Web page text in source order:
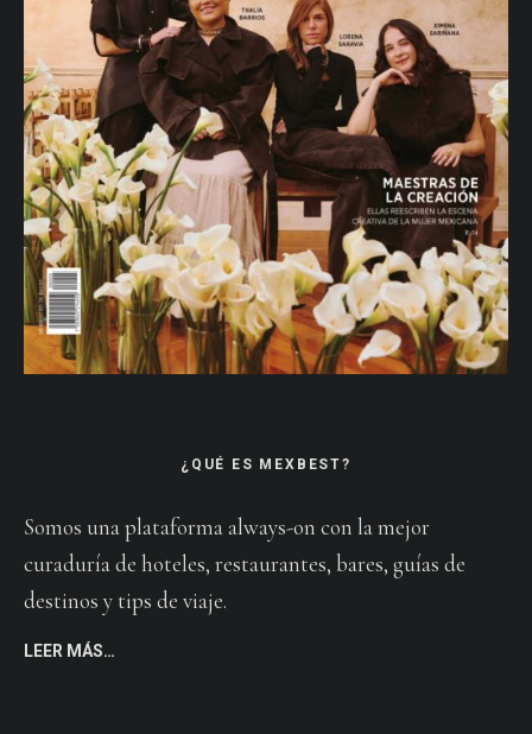
¿QUÉ ES MEXBEST?
Somos una plataforma always-on con la mejor
curaduría de hoteles, restaurantes, bares, guías de
destinos y tips de viaje.
LEER MÁS…